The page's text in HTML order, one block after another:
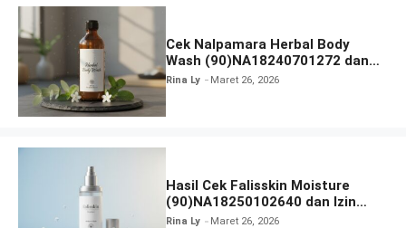
Cek Nalpamara Herbal Body
Wash (90)NA18240701272 dan
Izin Bpom
Rina Ly Maret 26, 2026
Hasil Cek Falisskin Moisture
(90)NA18250102640 dan Izin
BPOM
Rina Ly Maret 26, 2026